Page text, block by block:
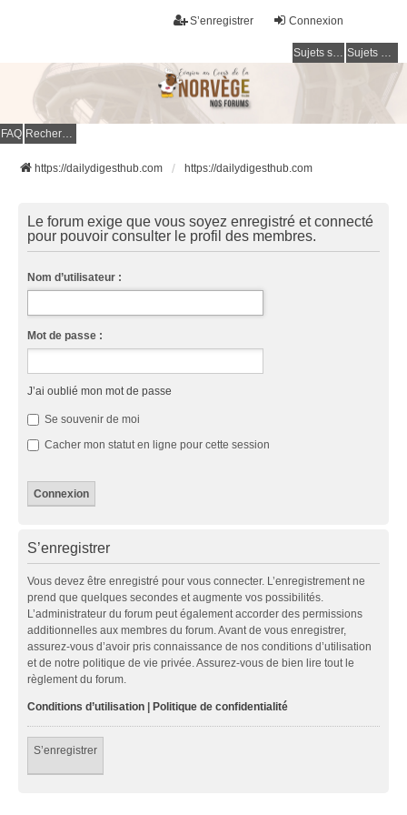
Connexion
S’enregistrer
Sujets sans réponse Sujets actifs
FAQ Rechercher
https://dailydigesthub.com https://dailydigesthub.com
Le forum exige que vous soyez enregistré et connecté
pour pouvoir consulter le profil des membres.
Nom d’utilisateur :
Mot de passe :
J’ai oublié mon mot de passe
Se souvenir de moi
Cacher mon statut en ligne pour cette session
S’enregistrer
Vous devez être enregistré pour vous connecter. L’enregistrement ne
prend que quelques secondes et augmente vos possibilités.
L’administrateur du forum peut également accorder des permissions
additionnelles aux membres du forum. Avant de vous enregistrer,
assurez-vous d’avoir pris connaissance de nos conditions d’utilisation
et de notre politique de vie privée. Assurez-vous de bien lire tout le
règlement du forum.
Conditions d’utilisation Politique de confidentialité
S’enregistrer